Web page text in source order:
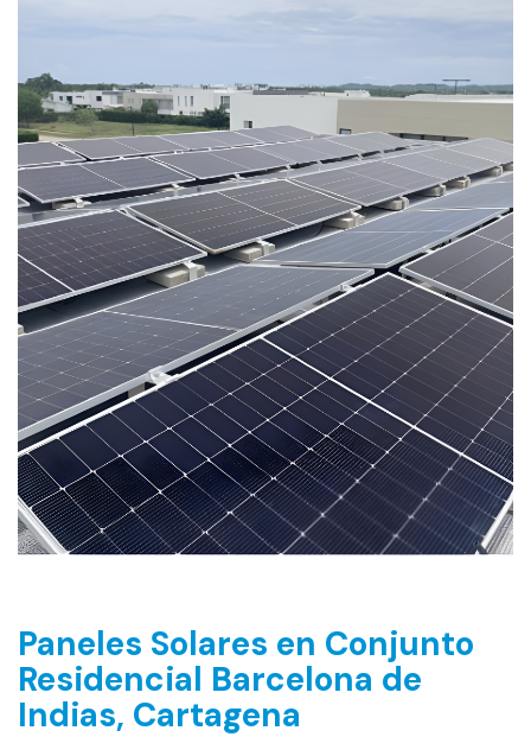
Paneles Solares en Conjunto
Residencial Barcelona de
Indias, Cartagena